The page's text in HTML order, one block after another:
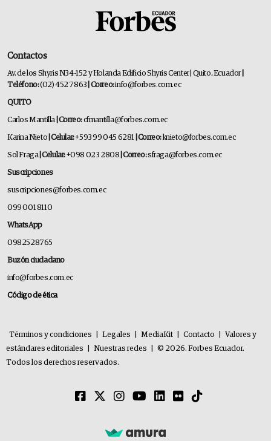
Contactos
Av. de los Shyris N34-152 y Holanda Edificio Shyris Center | Quito, Ecuador
Teléfono:(02) 452 7863 | Correo:info@forbes.com.ec
QUITO
Carlos Mantilla | Correo:cfmantilla@forbes.com.ec
Karina Nieto | Celular:+593 99 045 6281 | Correo:knieto@forbes.com.ec
Sol Fraga| Celular:+098 023 2808 | Correo:sfraga@forbes.com.ec
Suscripciones
suscripciones@forbes.com.ec
099 001 8110
WhatsApp
0982528765
Buzón ciudadano
info@forbes.com.ec
Código de ética
Términos y condiciones Legales MediaKit Contacto
Valores y
estándares editoriales
Nuestras redes
© 2026. Forbes Ecuador.
Todos los derechos reservados.